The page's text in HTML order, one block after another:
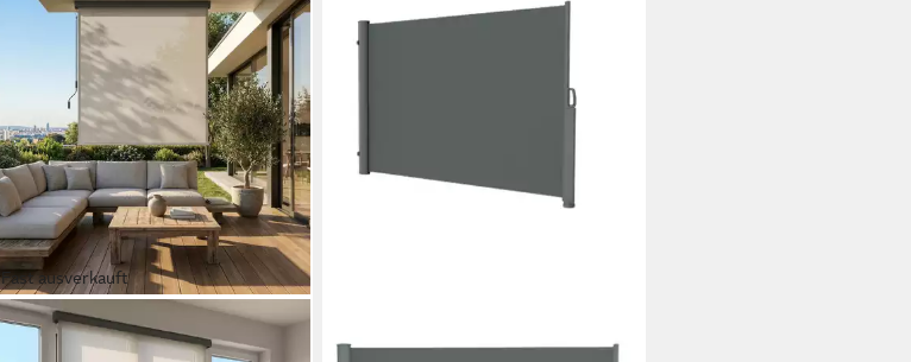
Fast ausverkauft
SONGMICS
Seitenmarkise Senkrechtmarkise Alu, Seitenmarkise Sitges wetterfest +